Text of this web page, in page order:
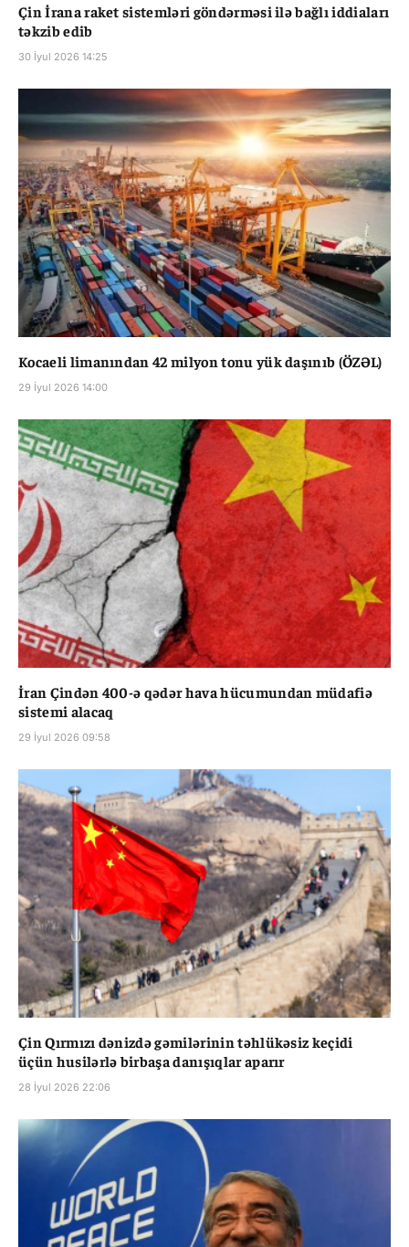
Çin İrana raket sistemləri göndərməsi ilə bağlı iddiaları
təkzib edib
30 İyul 2026 14:25
Kocaeli limanından 42 milyon tonu yük daşınıb (ÖZƏL)
29 İyul 2026 14:00
İran Çindən 400-ə qədər hava hücumundan müdafiə
sistemi alacaq
29 İyul 2026 09:58
Çin Qırmızı dənizdə gəmilərinin təhlükəsiz keçidi
üçün husilərlə birbaşa danışıqlar aparır
28 İyul 2026 22:06